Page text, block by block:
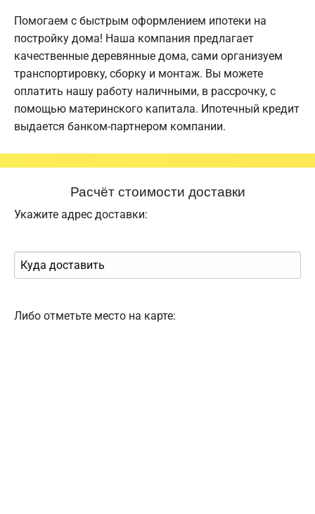
Помогаем с быстрым оформлением ипотеки на
постройку дома! Наша компания предлагает
качественные деревянные дома, сами организуем
транспортировку, сборку и монтаж. Вы можете
оплатить нашу работу наличными, в рассрочку, с
помощью материнского капитала. Ипотечный кредит
выдается банком-партнером компании.
Расчёт стоимости доставки
Укажите адрес доставки:
Либо отметьте место на карте: